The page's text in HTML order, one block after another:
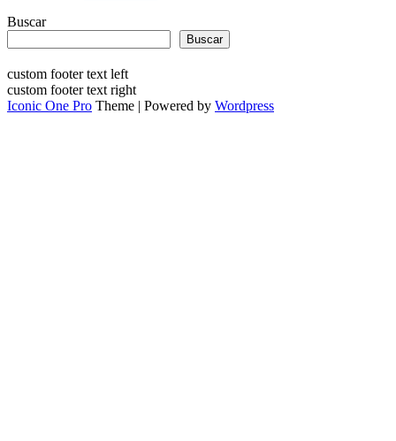
Buscar
Buscar
custom footer text left
custom footer text right
Iconic One Pro Theme | Powered by Wordpress